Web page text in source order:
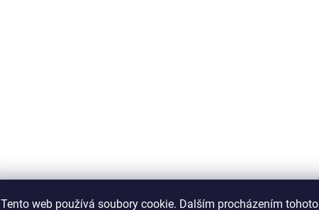
Tento web používá soubory cookie. Dalším procházením tohoto